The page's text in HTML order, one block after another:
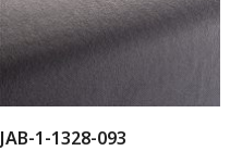
JAB-1-1328-093